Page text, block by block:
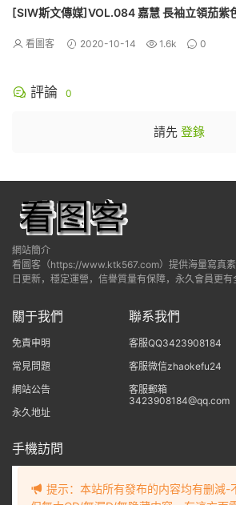
[SIW斯文傳媒]VOL.084 嘉慧 長袖立領茄紫
看圖客 2020-10-14 1.6k 0
評論 0
請先 登錄
網站簡介
看圖客（https://www.ktk567.com）提供海量寫真
日更新，穩定運營，信譽質量有保障，永久會員更有
關于我們
免責申明
常見問題
網站公告
永久地址
聯系我們
客服QQ3423908184
客服微信zhaokefu24
客服郵箱
3423908184@qq.com
手機訪問
提示：本站所有發布的内容均有删減-